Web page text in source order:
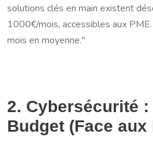
solutions clés en main existent
1000€/mois, accessibles aux
mois en moyenne."
2. Cybersécurité :
Budget (Face aux